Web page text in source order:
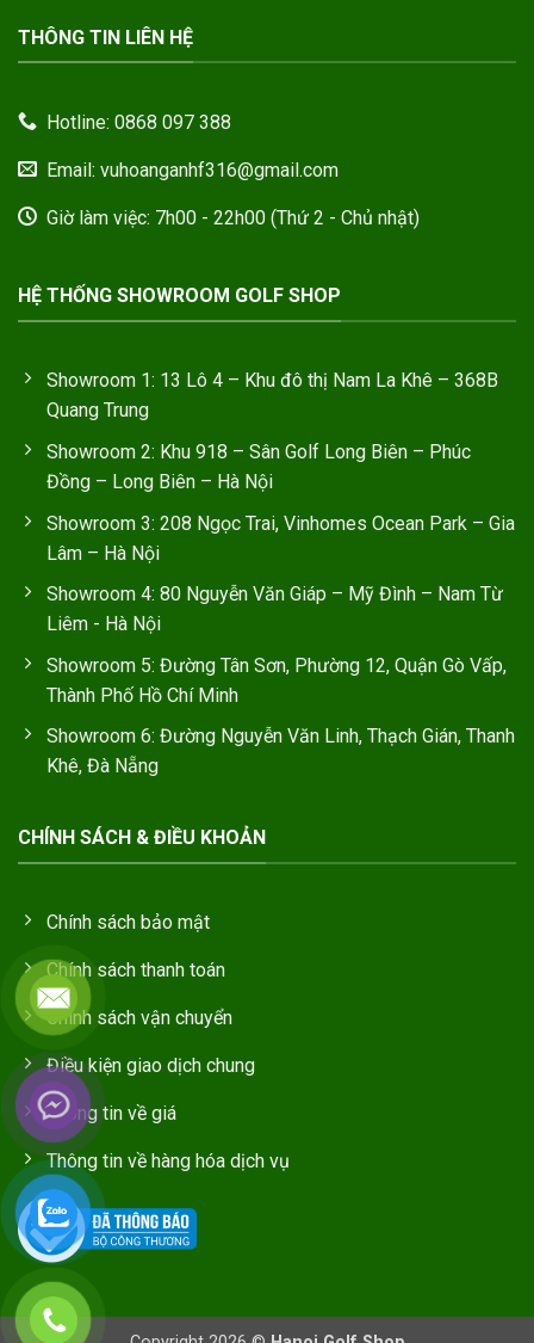
THÔNG TIN LIÊN HỆ
Hotline: 0868 097 388
Email: vuhoanganhf316@gmail.com
Giờ làm việc: 7h00 - 22h00 (Thứ 2 - Chủ nhật)
HỆ THỐNG SHOWROOM GOLF SHOP
Showroom 1: 13 Lô 4 – Khu đô thị Nam La Khê – 368B
Quang Trung
Showroom 2: Khu 918 – Sân Golf Long Biên – Phúc
Đồng – Long Biên – Hà Nội
Showroom 3: 208 Ngọc Trai, Vinhomes Ocean Park – Gia
Lâm – Hà Nội
Showroom 4: 80 Nguyễn Văn Giáp – Mỹ Đình – Nam Từ
Liêm - Hà Nội
Showroom 5: Đường Tân Sơn, Phường 12, Quận Gò Vấp,
Thành Phố Hồ Chí Minh
Showroom 6: Đường Nguyễn Văn Linh, Thạch Gián, Thanh
Khê, Đà Nẵng
CHÍNH SÁCH & ĐIỀU KHOẢN
Chính sách bảo mật
Chính sách thanh toán
Chính sách vận chuyển
Điều kiện giao dịch chung
Thông tin về giá
Thông tin về hàng hóa dịch vụ